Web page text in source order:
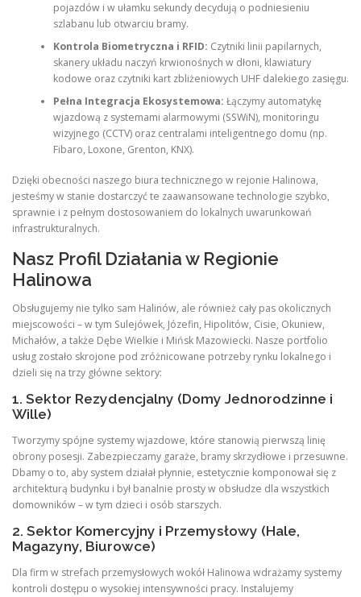
pojazdów i w ułamku sekundy decydują o podniesieniu
szlabanu lub otwarciu bramy.
Kontrola Biometryczna i RFID: Czytniki linii papilarnych,
skanery układu naczyń krwionośnych w dłoni, klawiatury
kodowe oraz czytniki kart zbliżeniowych UHF dalekiego zasięgu.
Pełna Integracja Ekosystemowa: Łączymy automatykę
wjazdową z systemami alarmowymi (SSWiN), monitoringu
wizyjnego (CCTV) oraz centralami inteligentnego domu (np.
Fibaro, Loxone, Grenton, KNX).
Dzięki obecności naszego biura technicznego w rejonie Halinowa,
jesteśmy w stanie dostarczyć te zaawansowane technologie szybko,
sprawnie i z pełnym dostosowaniem do lokalnych uwarunkowań
infrastrukturalnych.
Nasz Profil Działania w Regionie
Halinowa
Obsługujemy nie tylko sam Halinów, ale również cały pas okolicznych
miejscowości – w tym Sulejówek, Józefin, Hipolitów, Cisie, Okuniew,
Michałów, a także Dębe Wielkie i Mińsk Mazowiecki. Nasze portfolio
usług zostało skrojone pod zróżnicowane potrzeby rynku lokalnego i
dzieli się na trzy główne sektory:
1. Sektor Rezydencjalny (Domy Jednorodzinne i
Wille)
Tworzymy spójne systemy wjazdowe, które stanowią pierwszą linię
obrony posesji. Zabezpieczamy garaże, bramy skrzydłowe i przesuwne.
Dbamy o to, aby system działał płynnie, estetycznie komponował się z
architekturą budynku i był banalnie prosty w obsłudze dla wszystkich
domowników – w tym dzieci i osób starszych.
2. Sektor Komercyjny i Przemysłowy (Hale,
Magazyny, Biurowce)
Dla firm w strefach przemysłowych wokół Halinowa wdrażamy systemy
kontroli dostępu o wysokiej intensywności pracy. Instalujemy